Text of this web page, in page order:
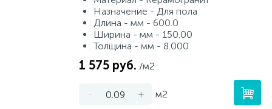
Назначение - Для пола
Длина - мм - 600.0
Ширина - мм - 150.00
Толщина - мм - 8.000
1 575 руб. /м2
- + м2